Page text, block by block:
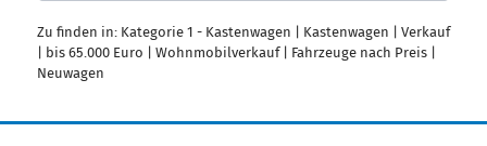
Zu finden in: Kategorie 1 - Kastenwagen Kastenwagen
Verkauf
bis 65.000 Euro Wohnmobilverkauf| Fahrzeuge nach Preis
Neuwagen